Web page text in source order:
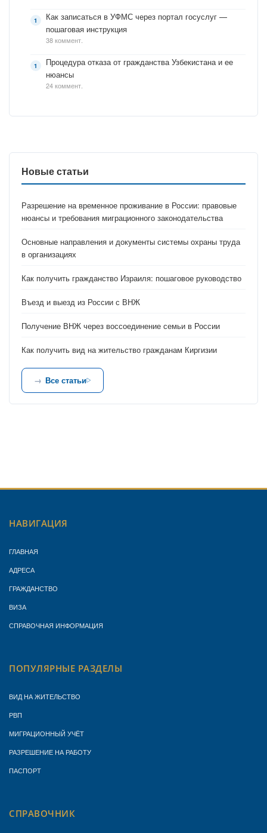
Как записаться в УФМС через портал госуслуг —
пошаговая инструкция
38 коммент.
Процедура отказа от гражданства Узбекистана и ее
нюансы
24 коммент.
Новые статьи
Разрешение на временное проживание в России: правовые
нюансы и требования миграционного законодательства
Основные направления и документы системы охраны труда
в организациях
Как получить гражданство Израиля: пошаговое руководство
Въезд и выезд из России с ВНЖ
Получение ВНЖ через воссоединение семьи в России
Как получить вид на жительство гражданам Киргизии
Все статьи
НАВИГАЦИЯ
ГЛАВНАЯ
АДРЕСА
ГРАЖДАНСТВО
ВИЗА
СПРАВОЧНАЯ ИНФОРМАЦИЯ
ПОПУЛЯРНЫЕ РАЗДЕЛЫ
ВИД НА ЖИТЕЛЬСТВО
РВП
МИГРАЦИОННЫЙ УЧЁТ
РАЗРЕШЕНИЕ НА РАБОТУ
ПАСПОРТ
СПРАВОЧНИК